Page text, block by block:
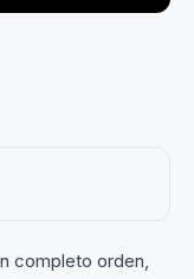
completo orden,